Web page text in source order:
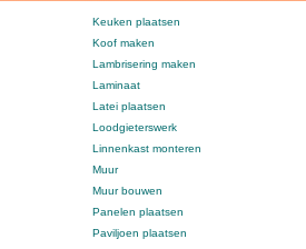
Keuken plaatsen
Koof maken
Lambrisering maken
Laminaat
Latei plaatsen
Loodgieterswerk
Linnenkast monteren
Muur
Muur bouwen
Panelen plaatsen
Paviljoen plaatsen